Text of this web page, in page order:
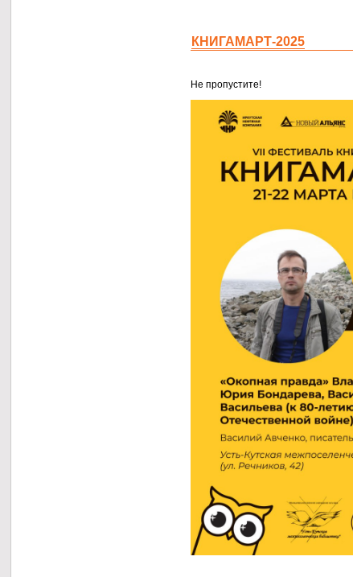
КНИГАМАРТ-2025
Не пропустите!